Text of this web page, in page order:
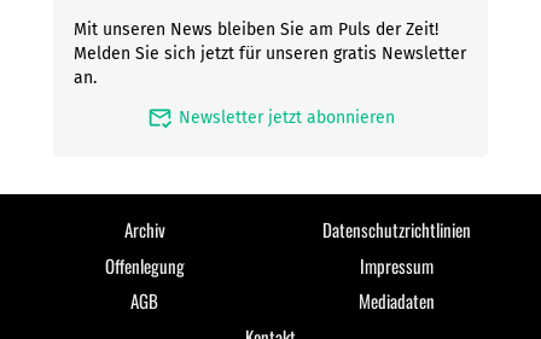
Mit unseren News bleiben Sie am Puls der Zeit!
Melden Sie sich jetzt für unseren gratis Newsletter
an.
mark_email_read Newsletter jetzt abonnieren
Archiv
Datenschutzrichtlinien
Offenlegung
Impressum
AGB
Mediadaten